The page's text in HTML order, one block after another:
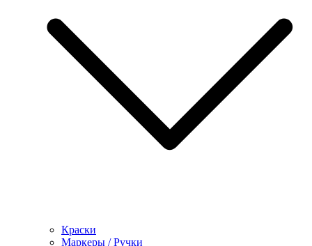
Краски
Маркеры / Ручки